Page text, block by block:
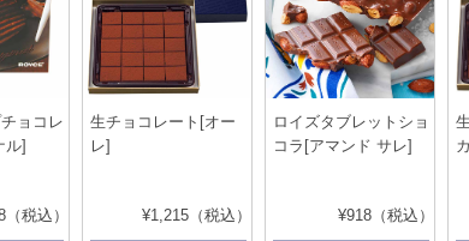
ョコレ
ル]
税込）
生チョコレート[オー
レ]
¥1,215（税込）
ロイズタブレットショ
コラ[アマンド サレ]
¥918（税込）